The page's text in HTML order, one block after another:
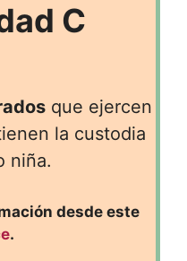
C
que ejercen
la custodia
niña.
desde este
.